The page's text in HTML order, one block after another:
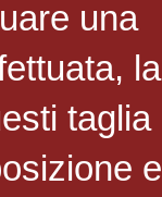
una
la
taglia
e